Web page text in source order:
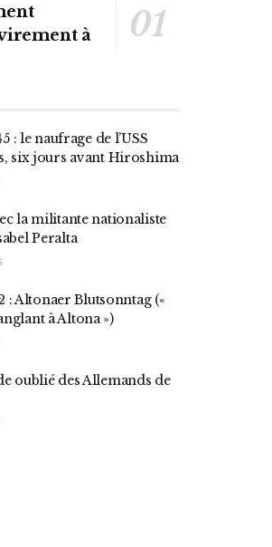
à
: le naufrage de l’USS
six jours avant Hiroshima
la militante nationaliste
Peralta
: Altonaer Blutsonntag («
à Altona »)
oublié des Allemands de